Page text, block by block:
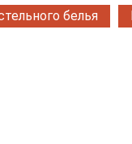
белья